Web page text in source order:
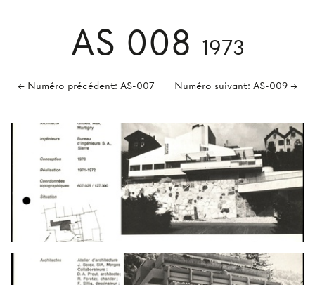
AS 008 1973
← Numéro précédent: AS-007 Numéro suivant: AS-009 →